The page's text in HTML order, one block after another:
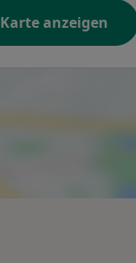
Karte anzeigen